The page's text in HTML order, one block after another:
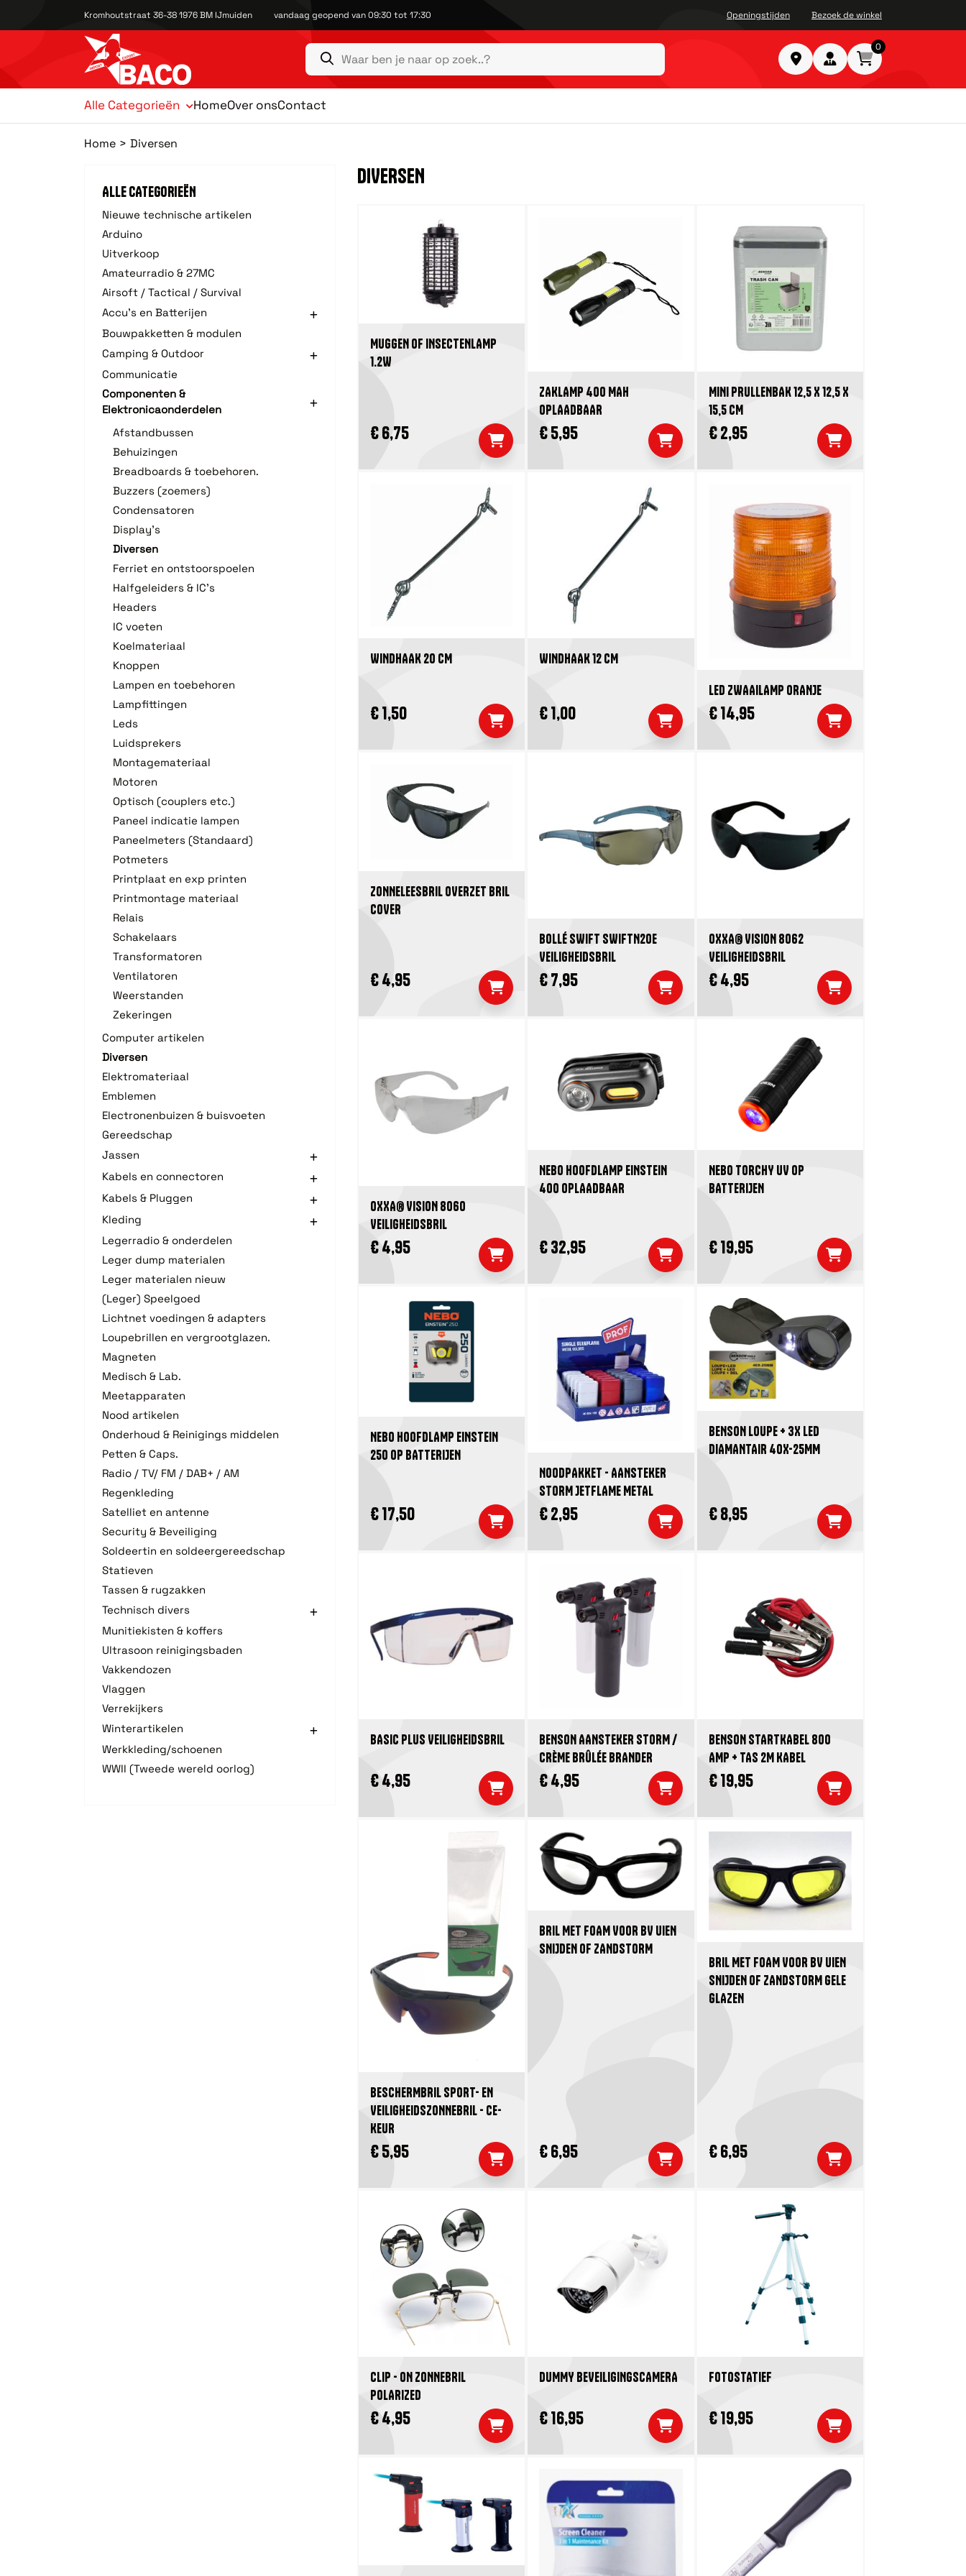
Kromhoutstraat 36-38 1976 BM IJmuiden vandaag geopend van 09:30 tot 17:30 Openingstijden Bezoek de winkel
0
Alle Categorieën HomeOver onsContact
Home Diversen
ALLE CATEGORIEËN
Nieuwe technische artikelen
Arduino
Uitverkoop
Amateurradio & 27MC
Airsoft / Tactical / Survival
Accu's en Batterijen
Bouwpakketten & modulen
Camping & Outdoor
Communicatie
Componenten &
Elektronicaonderdelen
Afstandbussen
Behuizingen
Breadboards & toebehoren.
Buzzers (zoemers)
Condensatoren
Display's
Diversen
Ferriet en ontstoorspoelen
Halfgeleiders & IC's
Headers
IC voeten
Koelmateriaal
Knoppen
Lampen en toebehoren
Lampfittingen
Leds
Luidsprekers
Montagemateriaal
Motoren
Optisch (couplers etc.)
Paneel indicatie lampen
Paneelmeters (Standaard)
Potmeters
Printplaat en exp printen
Printmontage materiaal
Relais
Schakelaars
Transformatoren
Ventilatoren
Weerstanden
Zekeringen
Computer artikelen
Diversen
Elektromateriaal
Emblemen
Electronenbuizen & buisvoeten
Gereedschap
Jassen
Kabels en connectoren
Kabels & Pluggen
Kleding
Legerradio & onderdelen
Leger dump materialen
Leger materialen nieuw
(Leger) Speelgoed
Lichtnet voedingen & adapters
Loupebrillen en vergrootglazen.
Magneten
Medisch & Lab.
Meetapparaten
Nood artikelen
Onderhoud & Reinigings middelen
Petten & Caps.
Radio / TV/ FM / DAB+ / AM
Regenkleding
Satelliet en antenne
Security & Beveiliging
Soldeertin en soldeergereedschap
Statieven
Tassen & rugzakken
Technisch divers
Munitiekisten & koffers
Ultrasoon reinigingsbaden
Vakkendozen
Vlaggen
Verrekijkers
Winterartikelen
Werkkleding/schoenen
WWII (Tweede wereld oorlog)
DIVERSEN
MUGGEN OF INSECTENLAMP
1.2W
€ 6,75
ZAKLAMP 400 MAH
OPLAADBAAR
€ 5,95
MINI PRULLENBAK 12,5 X 12,5 X
15,5 CM
€ 2,95
WINDHAAK 20 CM
€ 1,50
WINDHAAK 12 CM
€ 1,00
LED ZWAAILAMP ORANJE
€ 14,95
ZONNELEESBRIL OVERZET BRIL
COVER
€ 4,95
BOLLÉ SWIFT SWIFTN20E
VEILIGHEIDSBRIL
€ 7,95
OXXA® VISION 8062
VEILIGHEIDSBRIL
€ 4,95
OXXA® VISION 8060
VEILIGHEIDSBRIL
€ 4,95
NEBO HOOFDLAMP EINSTEIN
400 OPLAADBAAR
€ 32,95
NEBO TORCHY UV OP
BATTERIJEN
€ 19,95
NEBO HOOFDLAMP EINSTEIN
250 OP BATTERIJEN
€ 17,50
NOODPAKKET - AANSTEKER
STORM JETFLAME METAL
€ 2,95
BENSON LOUPE + 3X LED
DIAMANTAIR 40X-25MM
€ 8,95
BASIC PLUS VEILIGHEIDSBRIL
€ 4,95
BENSON AANSTEKER STORM /
CRÈME BRÛLÉE BRANDER
€ 4,95
BENSON STARTKABEL 800
AMP + TAS 2M KABEL
€ 19,95
BESCHERMBRIL SPORT- EN
VEILIGHEIDSZONNEBRIL - CE-
KEUR
€ 5,95
BRIL MET FOAM VOOR BV UIEN
SNIJDEN OF ZANDSTORM
€ 6,95
BRIL MET FOAM VOOR BV UIEN
SNIJDEN OF ZANDSTORM GELE
GLAZEN
€ 6,95
CLIP - ON ZONNEBRIL
POLARIZED
€ 4,95
DUMMY BEVEILIGINGSCAMERA
€ 16,95
FOTOSTATIEF
€ 19,95